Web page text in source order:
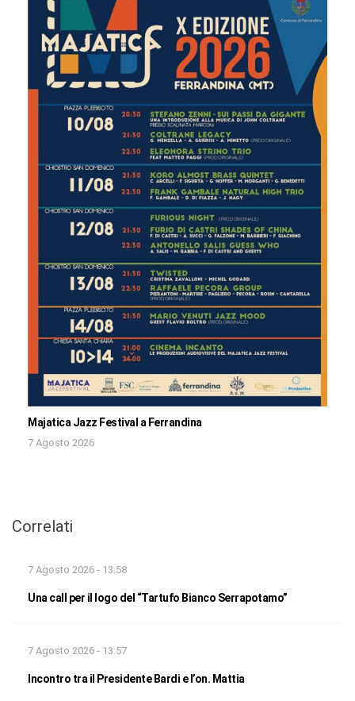
Majatica Jazz Festival a Ferrandina
7 Agosto 2026
Correlati
7 Agosto 2026 - 13:58
Una call per il logo del “Tartufo Bianco Serrapotamo”
7 Agosto 2026 - 13:57
Incontro tra il Presidente Bardi e l’on. Mattia